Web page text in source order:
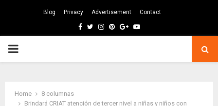
Blog Privacy Advertisement Contact
Facebook
TwitterInstagram
Pinterest
GoogleYoutube
PRIMARY
Home
8 columnas
Brindará CRIAT atención de tercer nivel a niñas y niños con